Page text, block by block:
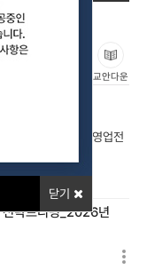
닫기
(2606)
교안다운
(우리 조직만)의 영업전
전략브리핑_2026년